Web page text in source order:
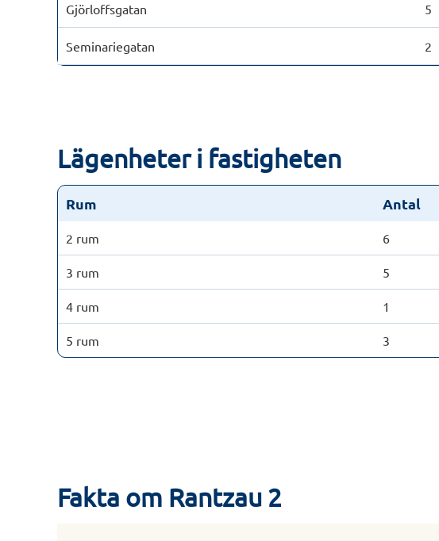
Gjörloffsgatan 5
Seminariegatan 2
Lägenheter i fastigheten
Rum Antal
2 rum 6
3 rum 5
4 rum 1
5 rum 3
Fakta om Rantzau 2